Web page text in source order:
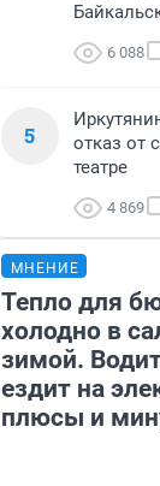
6 088
5
отказ от
театре
4 869
МНЕНИЕ
Тепло для
холодно в
зимой.
ездит на
плюсы и